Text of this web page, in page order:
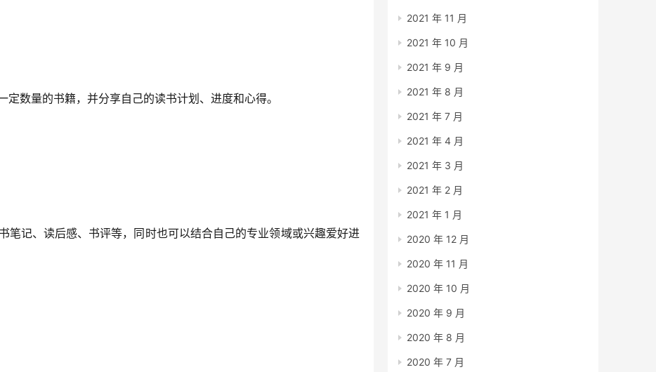
数量的书籍，并分享自己的读书计划、进度和心得。
笔记、读后感、书评等，同时也可以结合自己的专业领域或兴趣爱好进
2021 年 11 月
2021 年 10 月
2021 年 9 月
2021 年 8 月
2021 年 7 月
2021 年 4 月
2021 年 3 月
2021 年 2 月
2021 年 1 月
2020 年 12 月
2020 年 11 月
2020 年 10 月
2020 年 9 月
2020 年 8 月
2020 年 7 月